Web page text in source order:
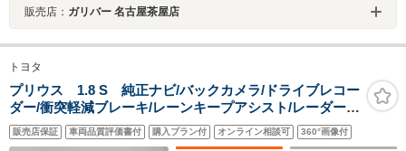
販売店： ガリバー 名古屋茶屋店
トヨタ
プリウス 1.8 S 純正ナビ/バックカメラ/ドライブレコー
ダー/衝突軽減ブレーキ/レーンキープアシスト/レーダーク
ルーズコントロール/オートマチックハイビーム/ETC/フル
セグTV/Bluetooth/パーキングセンサー/プッシュスタート
販売店保証 車両品質評価書付 購入プラン付 オンライン相談可 360°画像付